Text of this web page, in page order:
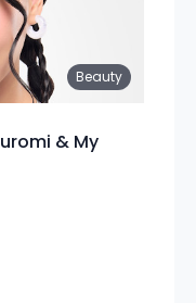
Beauty
& My